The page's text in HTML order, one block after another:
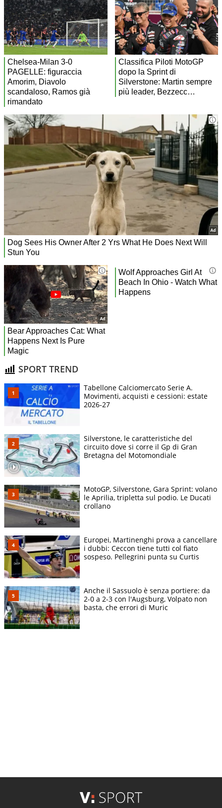
SPORT TREND
Tabellone Calciomercato Serie A.
Movimenti, acquisti e cessioni: estate
2026-27
Silverstone, le caratteristiche del
circuito dove si corre il Gp di Gran
Bretagna del Motomondiale
MotoGP, Silverstone, Gara Sprint: volano
le Aprilia, tripletta sul podio. Le Ducati
crollano
Europei, Martinenghi prova a cancellare
i dubbi: Ceccon tiene tutti col fiato
sospeso. Pellegrini punta su Curtis
Anche il Sassuolo è senza portiere: da
2-0 a 2-3 con l'Augsburg, Volpato non
basta, che errori di Muric